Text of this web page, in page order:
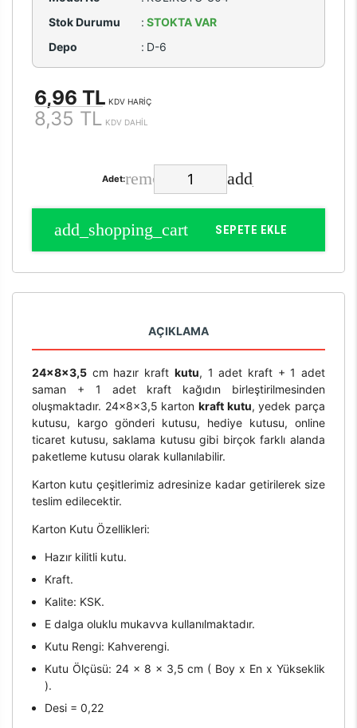
Stok Durumu
: STOKTA VAR
Depo
: D-6
6,96 TL KDV HARİÇ
8,35 TL KDV DAHİL
Adet:
SEPETE EKLE
AÇIKLAMA
24x8x3,5cm hazır kraft kutu, 1 adet kraft + 1 adet
saman + 1 adet kraft kağıdın birleştirilmesinden
oluşmaktadır. 24x8x3,5 karton kraft kutu, yedek parça
kutusu, kargo gönderi kutusu, hediye kutusu, online
ticaret kutusu, saklama kutusu gibi birçok farklı alanda
paketleme kutusu olarak kullanılabilir.
Karton kutu çeşitlerimiz adresinize kadar getirilerek size
teslim edilecektir.
Karton Kutu Özellikleri:
Hazır kilitli kutu.
Kraft.
Kalite: KSK.
E dalga oluklu mukavva kullanılmaktadır.
Kutu Rengi: Kahverengi.
Kutu Ölçüsü: 24 x 8 x 3,5 cm ( Boy x En x Yükseklik
).
Desi = 0,22